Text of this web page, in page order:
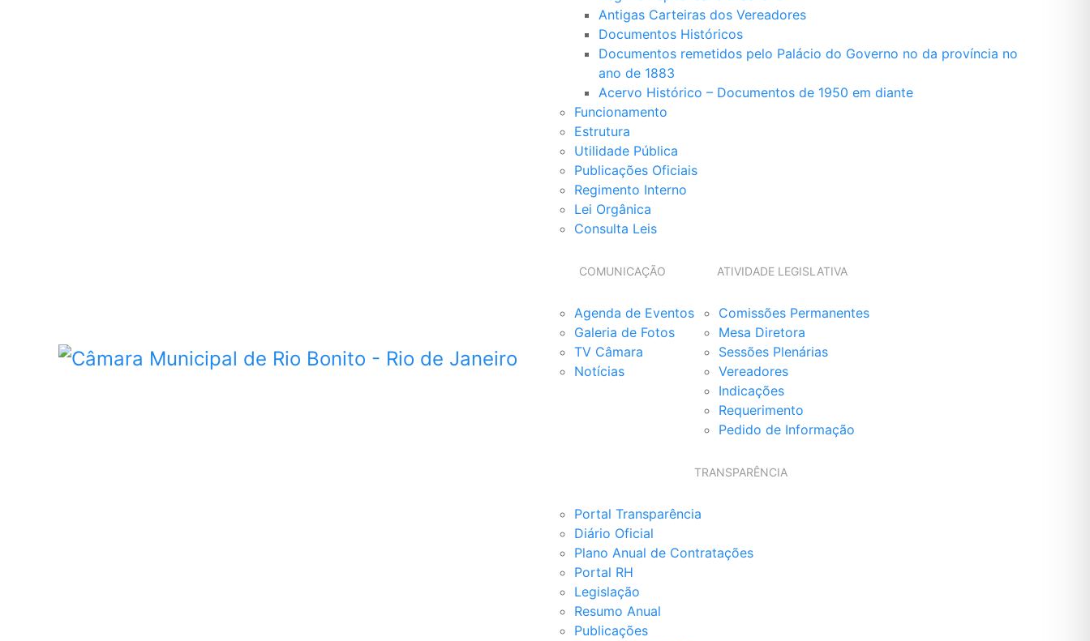
Antigas Carteiras dos Vereadores
Documentos Históricos
Documentos remetidos pelo Palácio do Governo no da província no
ano de 1883
Acervo Histórico – Documentos de 1950 em diante
Funcionamento
Estrutura
Utilidade Pública
Publicações Oficiais
Regimento Interno
Lei Orgânica
Consulta Leis
COMUNICAÇÃO
Agenda de Eventos
Galeria de Fotos
TV Câmara
Notícias
ATIVIDADE LEGISLATIVA
Comissões Permanentes
Mesa Diretora
Sessões Plenárias
Vereadores
Indicações
Requerimento
Pedido de Informação
TRANSPARÊNCIA
Portal Transparência
Diário Oficial
Plano Anual de Contratações
Portal RH
Legislação
Resumo Anual
Publicações